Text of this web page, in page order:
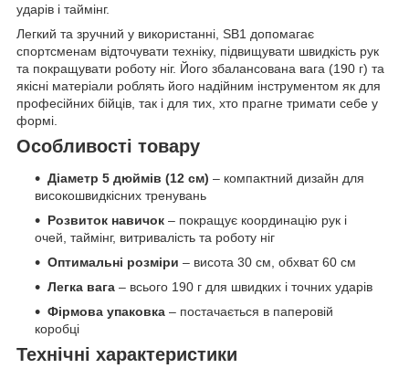
ударів і таймінг.
Легкий та зручний у використанні, SB1 допомагає
спортсменам відточувати техніку, підвищувати швидкість рук
та покращувати роботу ніг. Його збалансована вага (190 г) та
якісні матеріали роблять його надійним інструментом як для
професійних бійців, так і для тих, хто прагне тримати себе у
формі.
Особливості товару
Діаметр 5 дюймів (12 см) – компактний дизайн для
високошвидкісних тренувань
Розвиток навичок – покращує координацію рук і
очей, таймінг, витривалість та роботу ніг
Оптимальні розміри – висота 30 см, обхват 60 см
Легка вага – всього 190 г для швидких і точних ударів
Фірмова упаковка – постачається в паперовій
коробці
Технічні характеристики